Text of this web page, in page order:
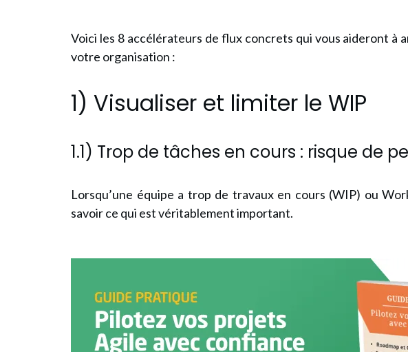
Voici les 8 accélérateurs de flux concrets qui vous aideront à
votre organisation :
1) Visualiser et limiter le WIP
1.1) Trop de tâches en cours : risque de
Lorsqu’une équipe a trop de travaux en cours (WIP) ou
savoir ce qui est véritablement important.